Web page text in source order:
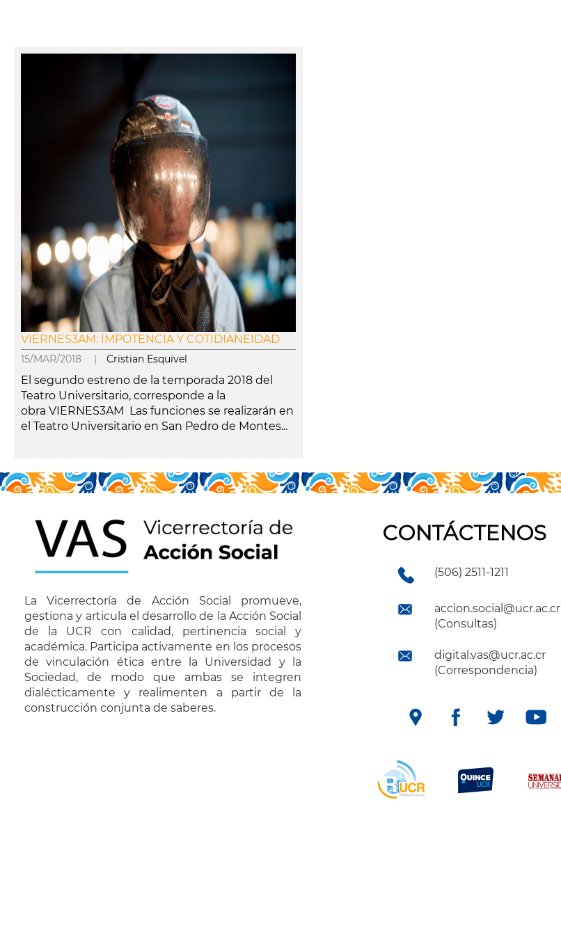
VIERNES3AM: IMPOTENCIA Y COTIDIANEIDAD
15/MAR/2018 | Cristian Esquivel
El segundo estreno de la temporada 2018 del
Teatro Universitario, corresponde a la
obra VIERNES3AM Las funciones se realizarán en
el Teatro Universitario en San Pedro de Montes...
La Vicerrectoría de Acción Social promueve,
gestiona y articula el desarrollo de la Acción Social
de la UCR con calidad, pertinencia social y
académica. Participa activamente en los procesos
de vinculación ética entre la Universidad y la
Sociedad, de modo que ambas se integren
dialécticamente y realimenten a partir de la
construcción conjunta de saberes.
CONTÁCTENOS
(506) 2511-1211
accion.social@ucr.ac.cr
(Consultas)
digital.vas@ucr.ac.cr
(Correspondencia)